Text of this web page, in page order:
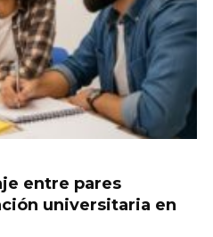
entre pares
universitaria en